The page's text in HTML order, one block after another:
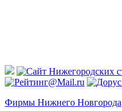
Фирмы Нижнего Новгорода